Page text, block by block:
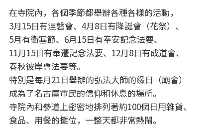
在寺院內，各個季節都舉辦各種各樣的活動，
3月15日有涅磐會、4月8日有降誕會（花祭）、
5月有衛塞節、6月15日有奉安記念法要、
11月15日有奉遷記念法要、12月8日有成道會、
春秋彼岸會法要等。
特別是毎月21日舉辦的弘法大師的缘日（廟會）
成為了名古屋市民的信仰和休息的場所。
寺院內和參道上密密地排列著約100個日用雜貨、
食品、用餐的攤位，一整天都非常熱鬧。